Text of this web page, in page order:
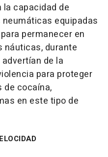
la capacidad de
equipadas
permanecer en
náuticas, durante
de la
para proteger
de cocaína,
en este tipo de